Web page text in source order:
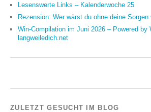
Lesenswerte Links – Kalenderwoche 25
Rezension: Wer wärst du ohne deine
Win-Compilation im Juni 2026 – Powered by
langweiledich.net
ZULETZT GESUCHT IM BLOG